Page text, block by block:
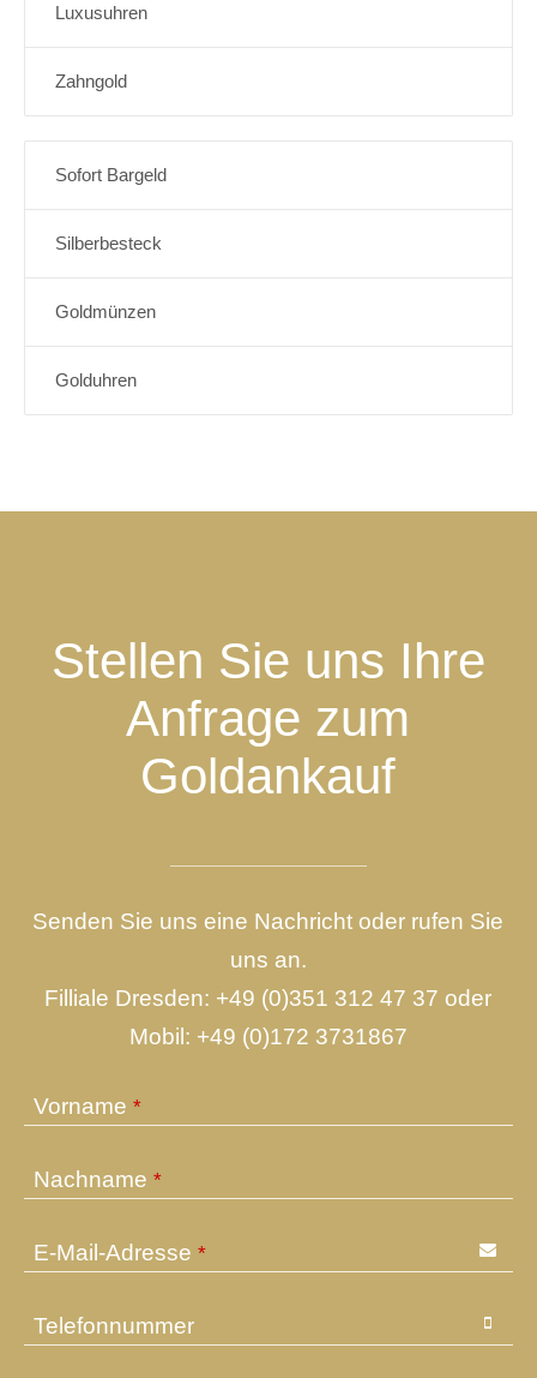
Luxusuhren
Zahngold
Sofort Bargeld
Silberbesteck
Goldmünzen
Golduhren
Stellen Sie uns Ihre
Anfrage zum
Goldankauf
Senden Sie uns eine Nachricht oder rufen Sie
uns an.
Filliale Dresden: +49 (0)351 312 47 37 oder
Mobil: +49 (0)172 3731867
Vorname *
Nachname *
E-Mail-Adresse *
Telefonnummer